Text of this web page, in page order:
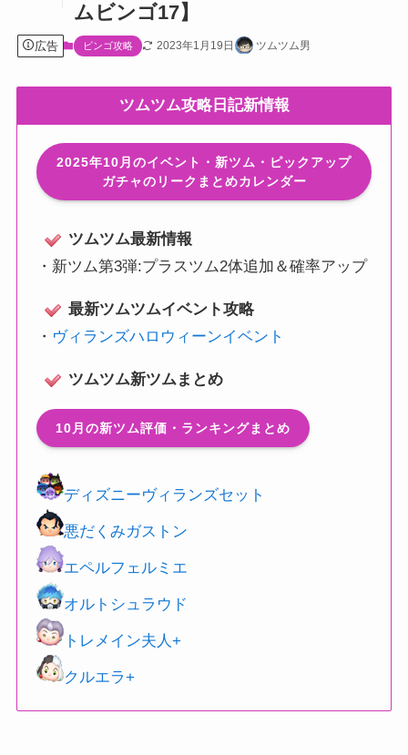
ムビンゴ17】
広告 ビンゴ攻略 2023年1月19日 ツムツム男
ツムツム攻略日記新情報
2025年10月のイベント・新ツム・ピックアップ
ガチャのリークまとめカレンダー
ツムツム最新情報
・ 新ツム第3弾:プラスツム2体追加＆確率アップ
最新ツムツムイベント攻略
・ ヴィランズハロウィーンイベント
ツムツム新ツムまとめ
10月の新ツム評価・ランキングまとめ
ディズニーヴィランズセット
悪だくみガストン
エペルフェルミエ
オルトシュラウド
トレメイン夫人+
クルエラ+